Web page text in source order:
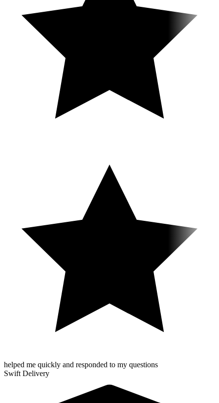
helped me quickly and responded to my questions
Swift Delivery